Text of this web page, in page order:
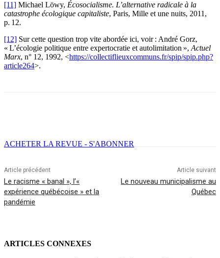
[11] Michael Löwy, Écosocialisme. L’alternative radicale à la
catastrophe écologique capitaliste, Paris, Mille et une nuits, 2011,
p. 12.
[12] Sur cette question trop vite abordée ici, voir : André Gorz,
« L’écologie politique entre expertocratie et autolimitation », Actuel
Marx, n° 12, 1992, <https://collectiflieuxcommuns.fr/spip/spip.php?
article264>.
ACHETER LA REVUE - S'ABONNER
Article précédent
Le racisme « banal », l’«
expérience québécoise » et la
pandémie
Article suivant
Le nouveau municipalisme au
Québec
ARTICLES CONNEXES